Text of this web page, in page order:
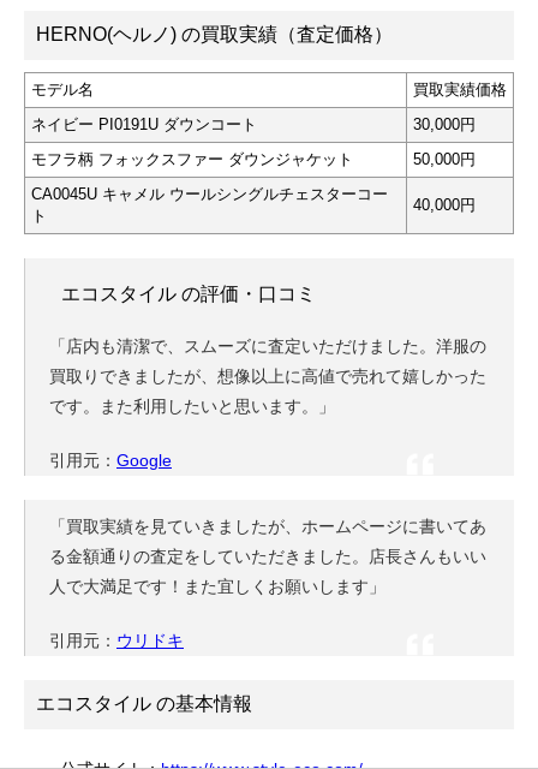
HERNO(ヘルノ) の買取実績（査定価格）
モデル名
買取実績価格
ネイビー PI0191U ダウンコート
30,000円
モフラ柄 フォックスファー ダウンジャケット
50,000円
CA0045U キャメル ウールシングルチェスターコー
ト
40,000円
エコスタイル の評価・口コミ
「店内も清潔で、スムーズに査定いただけました。洋服の
買取りできましたが、想像以上に高値で売れて嬉しかった
です。また利用したいと思います。」
引用元： Google
「買取実績を見ていきましたが、ホームページに書いてあ
る金額通りの査定をしていただきました。店長さんもいい
人で大満足です！また宜しくお願いします」
引用元： ウリドキ
エコスタイル の基本情報